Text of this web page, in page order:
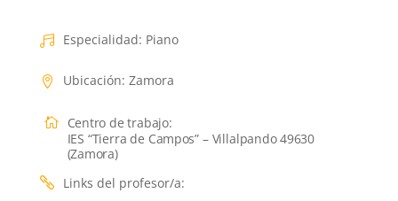
Especialidad: Piano
Ubicación: Zamora
Centro de trabajo:
IES “Tierra de Campos” – Villalpando 49630
(Zamora)
Links del profesor/a: